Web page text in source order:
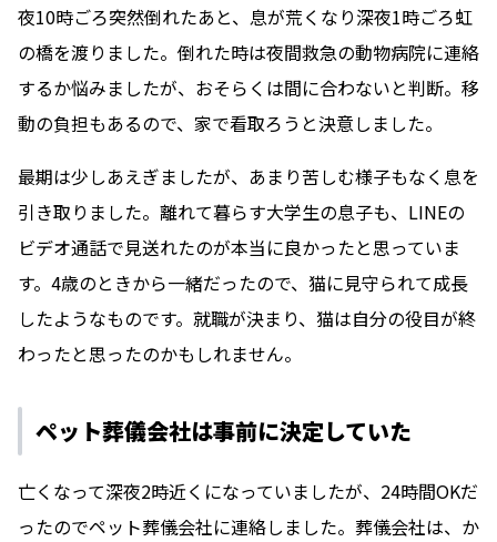
夜10時ごろ突然倒れたあと、息が荒くなり深夜1時ごろ虹
の橋を渡りました。倒れた時は夜間救急の動物病院に連絡
するか悩みましたが、おそらくは間に合わないと判断。移
動の負担もあるので、家で看取ろうと決意しました。
最期は少しあえぎましたが、あまり苦しむ様子もなく息を
引き取りました。離れて暮らす大学生の息子も、LINEの
ビデオ通話で見送れたのが本当に良かったと思っていま
す。4歳のときから一緒だったので、猫に見守られて成長
したようなものです。就職が決まり、猫は自分の役目が終
わったと思ったのかもしれません。
ペット葬儀会社は事前に決定していた
亡くなって深夜2時近くになっていましたが、24時間OKだ
ったのでペット葬儀会社に連絡しました。葬儀会社は、か